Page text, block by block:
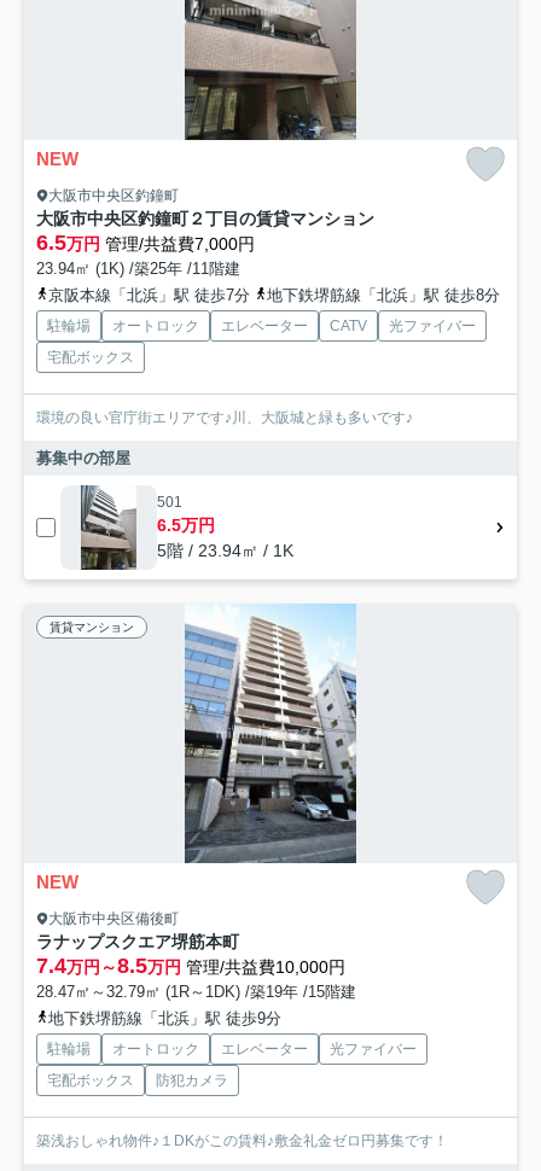
NEW
大阪市中央区釣鐘町
大阪市中央区釣鐘町２丁目の賃貸マンション
6.5万円 管理/共益費7,000円
23.94㎡ (1K) /築25年 /11階建
京阪本線「北浜」駅 徒歩7分
地下鉄堺筋線「北浜」駅 徒歩8分
駐輪場 オートロック エレベーター CATV
光ファイバー
宅配ボックス
環境の良い官庁街エリアです♪川、大阪城と緑も多いです♪
募集中の部屋
501
6.5万円
5階 / 23.94㎡ / 1K
賃貸マンション
NEW
大阪市中央区備後町
ラナップスクエア堺筋本町
7.4万円～8.5万円 管理/共益費10,000円
28.47㎡～32.79㎡ (1R～1DK) /築19年 /15階建
地下鉄堺筋線「北浜」駅 徒歩9分
駐輪場 オートロック エレベーター
光ファイバー
宅配ボックス
防犯カメラ
築浅おしゃれ物件♪１DKがこの賃料♪敷金礼金ゼロ円募集です！